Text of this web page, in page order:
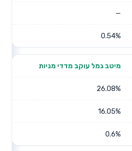
—
0.54%
מיטב גמל עוקב מדדי מניות
26.08%
16.05%
0.6%